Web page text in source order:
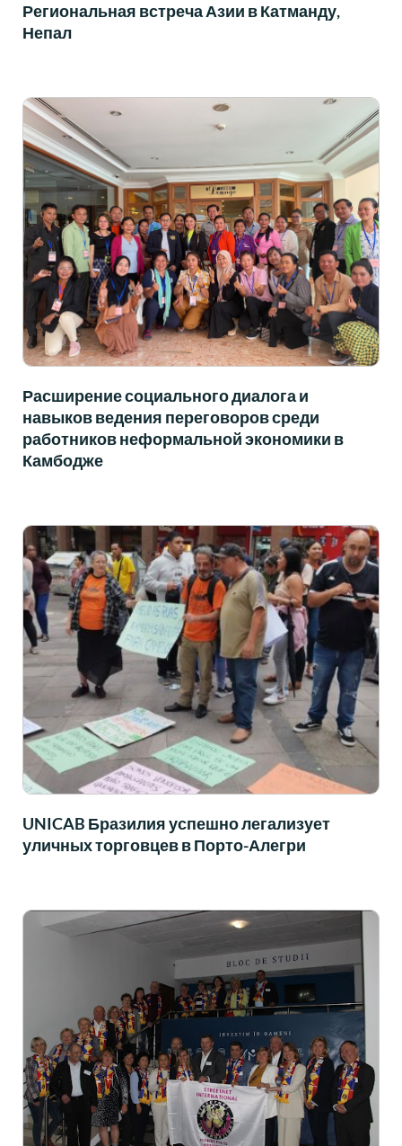
Региональная встреча Азии в Катманду,
Непал
Расширение социального диалога и
навыков ведения переговоров среди
работников неформальной экономики в
Камбодже
UNICAB Бразилия успешно легализует
уличных торговцев в Порто-Алегри